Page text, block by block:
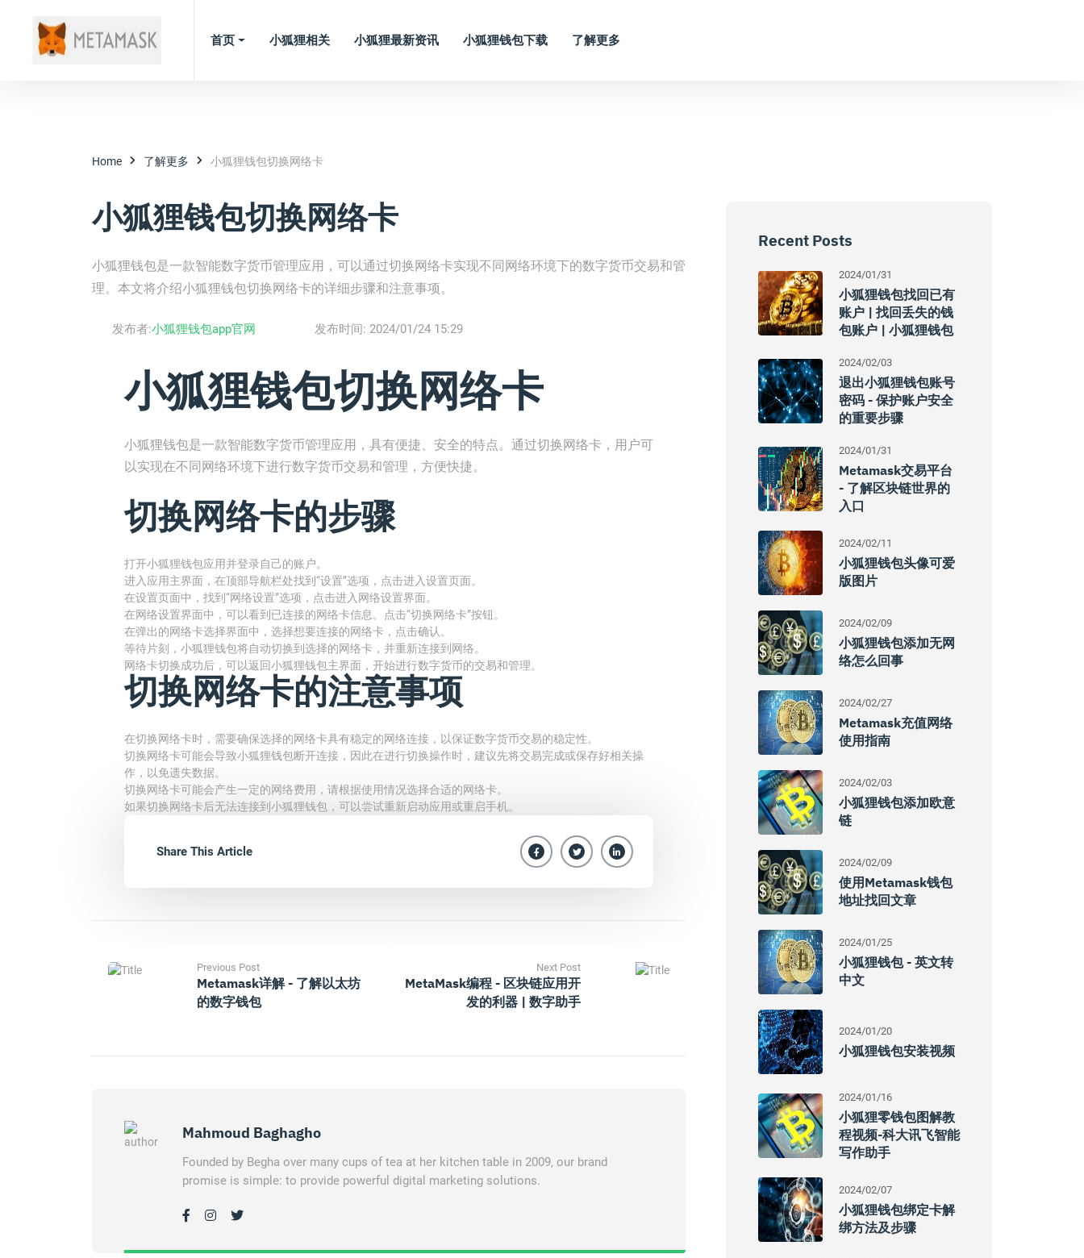
首页 小狐狸相关 小狐狸最新资讯 小狐狸钱包下载 了解更多
Home 了解更多 小狐狸钱包切换网络卡
小狐狸钱包切换网络卡
小狐狸钱包是一款智能数字货币管理应用，可以通过切换网络卡实现不同网络环境下的数字货币交易和管
理。本文将介绍小狐狸钱包切换网络卡的详细步骤和注意事项。
发布者:小狐狸钱包app官网 发布时间: 2024/01/24 15:29
小狐狸钱包切换网络卡
小狐狸钱包是一款智能数字货币管理应用，具有便捷、安全的特点。通过切换网络卡，用户可
以实现在不同网络环境下进行数字货币交易和管理，方便快捷。
切换网络卡的步骤
打开小狐狸钱包应用并登录自己的账户。
进入应用主界面，在顶部导航栏处找到“设置”选项，点击进入设置页面。
在设置页面中，找到“网络设置”选项，点击进入网络设置界面。
在网络设置界面中，可以看到已连接的网络卡信息。点击“切换网络卡”按钮。
在弹出的网络卡选择界面中，选择想要连接的网络卡，点击确认。
等待片刻，小狐狸钱包将自动切换到选择的网络卡，并重新连接到网络。
网络卡切换成功后，可以返回小狐狸钱包主界面，开始进行数字货币的交易和管理。
切换网络卡的注意事项
在切换网络卡时，需要确保选择的网络卡具有稳定的网络连接，以保证数字货币交易的稳定性。
切换网络卡可能会导致小狐狸钱包断开连接，因此在进行切换操作时，建议先将交易完成或保存好相关操
作，以免遗失数据。
切换网络卡可能会产生一定的网络费用，请根据使用情况选择合适的网络卡。
如果切换网络卡后无法连接到小狐狸钱包，可以尝试重新启动应用或重启手机。
Share This Article
Previous Post
Metamask详解 - 了解以太坊
的数字钱包
Next Post
MetaMask编程 - 区块链应用开
发的利器 | 数字助手
Mahmoud Baghagho
Founded by Begha over many cups of tea at her kitchen table in 2009, our brand
promise is simple: to provide powerful digital marketing solutions.
Recent Posts
2024/01/31
小狐狸钱包找回已有
账户 | 找回丢失的钱
包账户 | 小狐狸钱包
2024/02/03
退出小狐狸钱包账号
密码 - 保护账户安全
的重要步骤
2024/01/31
Metamask交易平台
- 了解区块链世界的
入口
2024/02/11
小狐狸钱包头像可爱
版图片
2024/02/09
小狐狸钱包添加无网
络怎么回事
2024/02/27
Metamask充值网络
使用指南
2024/02/03
小狐狸钱包添加欧意
链
2024/02/09
使用metamask钱包
地址找回文章
2024/01/25
小狐狸钱包 - 英文转
中文
2024/01/20
小狐狸钱包安装视频
2024/01/16
小狐狸零钱包图解教
程视频-科大讯飞智能
写作助手
2024/02/07
小狐狸钱包绑定卡解
绑方法及步骤